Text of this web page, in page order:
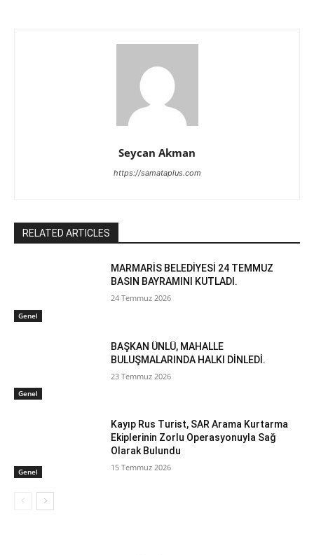
Seycan Akman
https://samataplus.com
RELATED ARTICLES
Genel
MARMARİS BELEDİYESİ 24 TEMMUZ
BASIN BAYRAMINI KUTLADI.
24 Temmuz 2026
Genel
BAŞKAN ÜNLÜ, MAHALLE
BULUŞMALARINDA HALKI DİNLEDİ.
23 Temmuz 2026
Genel
Kayıp Rus Turist, SAR Arama Kurtarma
Ekiplerinin Zorlu Operasyonuyla Sağ
Olarak Bulundu
15 Temmuz 2026